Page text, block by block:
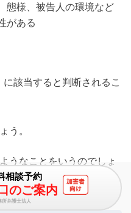
態様、被告人の環境など
がある
該当すると判断されるこ
う。
うなことをいうのでしょ
相談予約
のご案内
所弁護士法人